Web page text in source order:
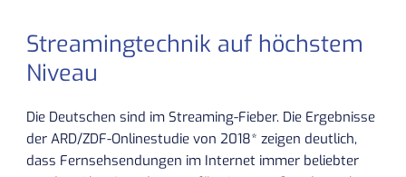
Streamingtechnik auf höchstem
Niveau
Die Deutschen sind im Streaming-Fieber. Die Ergebnisse
der ARD/ZDF-Onlinestudie von 2018* zeigen deutlich,
dass Fernsehsendungen im Internet immer beliebter